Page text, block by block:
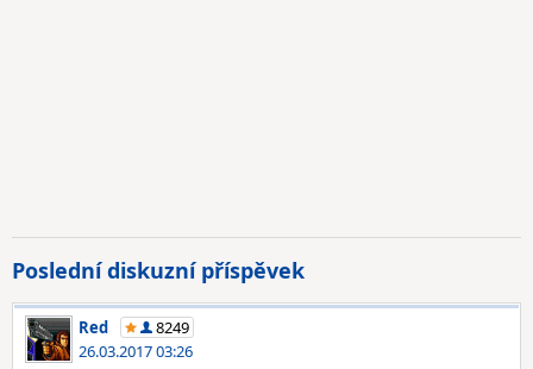
Poslední diskuzní příspěvek
Red
8249
26.03.2017 03:26